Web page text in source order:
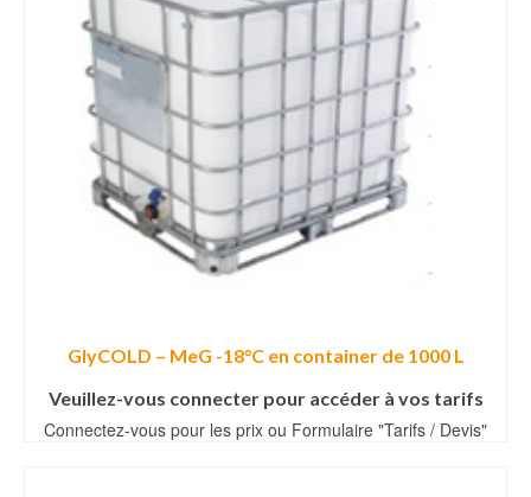
GlyCOLD – MeG -18°C en container de 1000 L
Veuillez-vous connecter pour accéder à vos tarifs
Connectez-vous pour les prix ou Formulaire "Tarifs / Devis"